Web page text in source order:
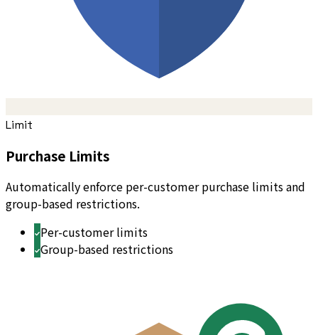
Limit
Purchase Limits
Automatically enforce per-customer purchase limits and
group-based restrictions.
Per-customer limits
Group-based restrictions